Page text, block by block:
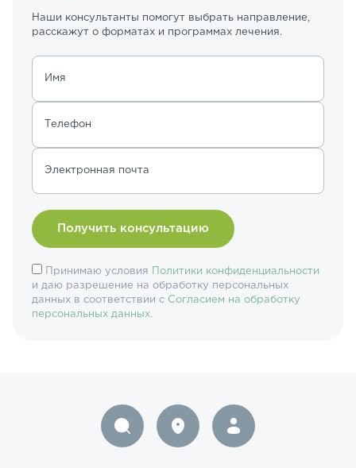
Наши консультанты помогут выбрать направление,
расскажут о форматах и программах лечения.
Имя
Телефон
Электронная почта
Принимаю условия
Политики конфиденциальности
и даю разрешение на обработку персональных
данных в соответствии с Согласием на обработку
персональных данных.